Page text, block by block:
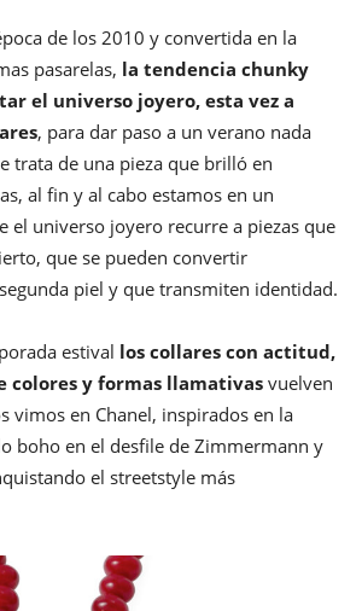
de los 2010 y convertida en la
pasarelas, la tendencia chunky
el universo joyero, esta vez a
, para dar paso a un verano nada
trata de una pieza que brilló en
al fin y al cabo estamos en un
el universo joyero recurre a piezas que
que se pueden convertir
piel y que transmiten identidad.
estival los collares con actitud,
colores y formas llamativas vuelven
vimos en Chanel, inspirados en la
boho en el desfile de Zimmermann y
el streetstyle más